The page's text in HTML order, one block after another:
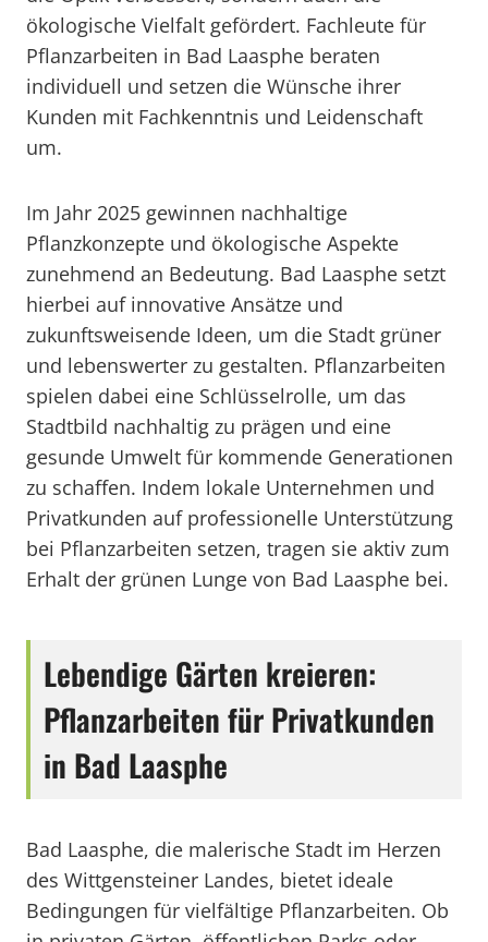
ökologische Vielfalt gefördert. Fachleute für
Pflanzarbeiten in Bad Laasphe beraten
individuell und setzen die Wünsche ihrer
Kunden mit Fachkenntnis und Leidenschaft
um.
Im Jahr 2025 gewinnen nachhaltige
Pflanzkonzepte und ökologische Aspekte
zunehmend an Bedeutung. Bad Laasphe setzt
hierbei auf innovative Ansätze und
zukunftsweisende Ideen, um die Stadt grüner
und lebenswerter zu gestalten. Pflanzarbeiten
spielen dabei eine Schlüsselrolle, um das
Stadtbild nachhaltig zu prägen und eine
gesunde Umwelt für kommende Generationen
zu schaffen. Indem lokale Unternehmen und
Privatkunden auf professionelle Unterstützung
bei Pflanzarbeiten setzen, tragen sie aktiv zum
Erhalt der grünen Lunge von Bad Laasphe bei.
Lebendige Gärten kreieren:
Pflanzarbeiten für Privatkunden
in Bad Laasphe
Bad Laasphe, die malerische Stadt im Herzen
des Wittgensteiner Landes, bietet ideale
Bedingungen für vielfältige Pflanzarbeiten. Ob